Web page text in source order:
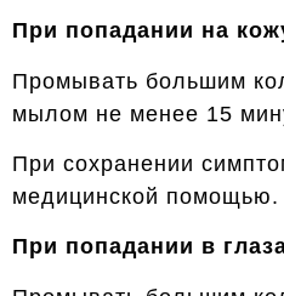
При попадании на
Промывать большим
мылом не менее 15
При сохранении
медицинской помощью.
При попадании в